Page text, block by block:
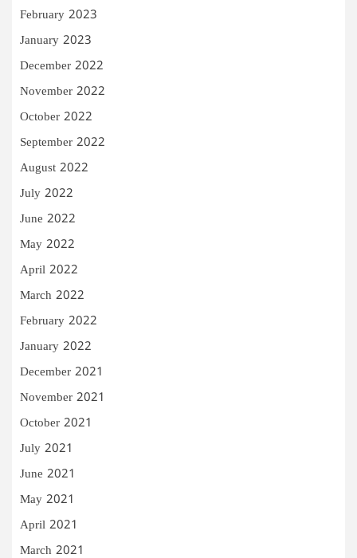
February 2023
January 2023
December 2022
November 2022
October 2022
September 2022
August 2022
July 2022
June 2022
May 2022
April 2022
March 2022
February 2022
January 2022
December 2021
November 2021
October 2021
July 2021
June 2021
May 2021
April 2021
March 2021